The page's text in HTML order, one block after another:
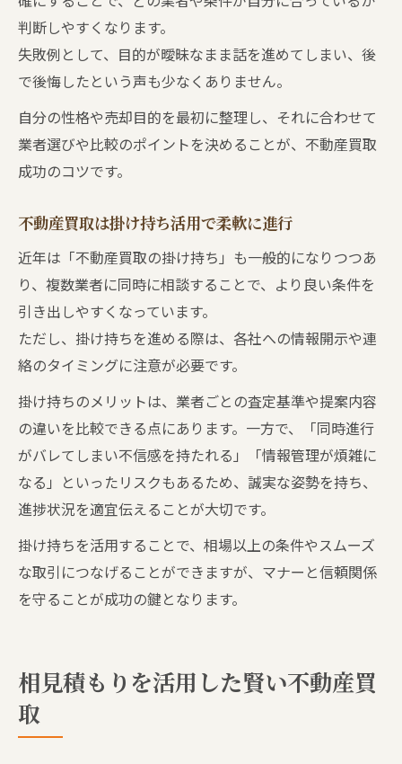
判断しやすくなります。
失敗例として、目的が曖昧なまま話を進めてしまい、後
で後悔したという声も少なくありません。
自分の性格や売却目的を最初に整理し、それに合わせて
業者選びや比較のポイントを決めることが、不動産買取
成功のコツです。
不動産買取は掛け持ち活用で柔軟に進行
近年は「不動産買取の掛け持ち」も一般的になりつつあ
り、複数業者に同時に相談することで、より良い条件を
引き出しやすくなっています。
ただし、掛け持ちを進める際は、各社への情報開示や連
絡のタイミングに注意が必要です。
掛け持ちのメリットは、業者ごとの査定基準や提案内容
の違いを比較できる点にあります。一方で、「同時進行
がバレてしまい不信感を持たれる」「情報管理が煩雑に
なる」といったリスクもあるため、誠実な姿勢を持ち、
進捗状況を適宜伝えることが大切です。
掛け持ちを活用することで、相場以上の条件やスムーズ
な取引につなげることができますが、マナーと信頼関係
を守ることが成功の鍵となります。
相見積もりを活用した賢い不動産買
取